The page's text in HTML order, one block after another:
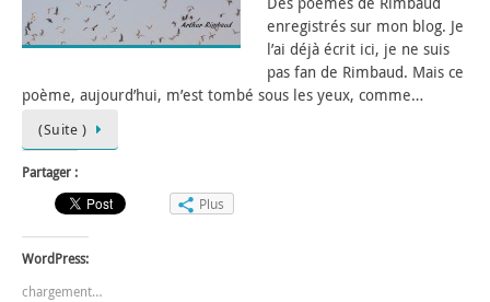
enregistrés sur mon blog. Je
l’ai déjà écrit ici, je ne suis
pas fan de Rimbaud. Mais ce
poème, aujourd’hui, m’est tombé sous les yeux, comme…
(Suite )
Partager :
Plus
WordPress:
chargement…